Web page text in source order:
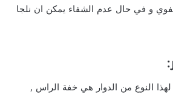
و في حال عدم الشفاء يمكن ان نلجا
النوع من الدوار هي خفة الراس ,